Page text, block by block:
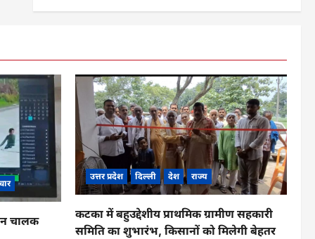
चालक
उत्तर प्रदेश दिल्ली देश राज्य
कटका में बहुउद्देशीय प्राथमिक ग्रामीण सहकारी
समिति का शुभारंभ, किसानों को मिलेगी बेहतर